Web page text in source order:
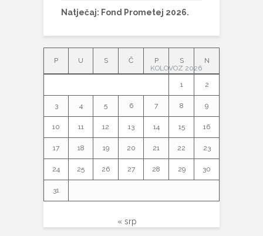
Natječaj: Fond Prometej 2026.
KOLOVOZ 2026
P U S Č P S N
1 2
3 4 5 6 7 8 9
10 11 12 13 14 15 16
17 18 19 20 21 22 23
24 25 26 27 28 29 30
31
« srp